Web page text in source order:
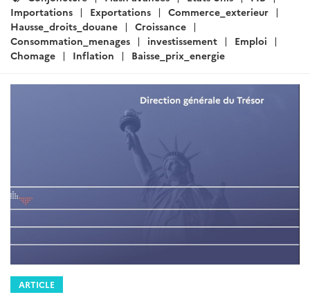
:
Importations
Exportations
Commerce_exterieur
Hausse_droits_douane
Croissance
Consommation_menages
investissement
Emploi
Chomage
Inflation Baisse_prix_energie
ARTICLE